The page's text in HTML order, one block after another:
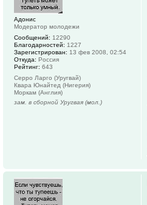
Адонис
Модератор молодежи
Сообщений: 12290
Благодарностей: 1227
Зарегистрирован: 13 фев 2008, 02:54
Откуда: Россия
Рейтинг: 643
Серро Ларго (Уругвай)
Квара Юнайтед (Нигерия)
Моркам (Англия)
зам. в сборной Уругвая (мол.)